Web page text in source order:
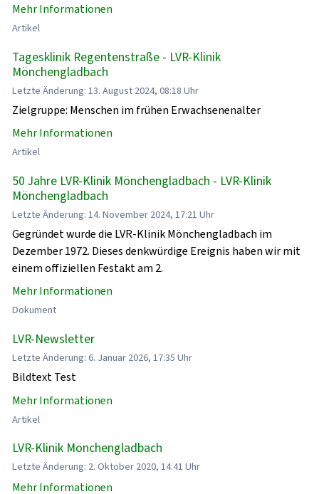
Mehr Informationen
Artikel
Tagesklinik Regentenstraße - LVR-Klinik
Mönchengladbach
Letzte Änderung: 13. August 2024, 08:18 Uhr
Zielgruppe: Menschen im frühen Erwachsenenalter
Mehr Informationen
Artikel
50 Jahre LVR-Klinik Mönchengladbach - LVR-Klinik
Mönchengladbach
Letzte Änderung: 14. November 2024, 17:21 Uhr
Gegründet wurde die LVR-Klinik Mönchengladbach im
Dezember 1972. Dieses denkwürdige Ereignis haben wir mit
einem offiziellen Festakt am 2.
Mehr Informationen
Dokument
LVR-Newsletter
Letzte Änderung: 6. Januar 2026, 17:35 Uhr
Bildtext Test
Mehr Informationen
Artikel
LVR-Klinik Mönchengladbach
Letzte Änderung: 2. Oktober 2020, 14:41 Uhr
Mehr Informationen